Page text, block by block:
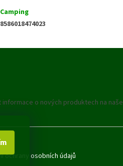
Camping
8586018474023
o nových produktech na
ochrany osobních údajů